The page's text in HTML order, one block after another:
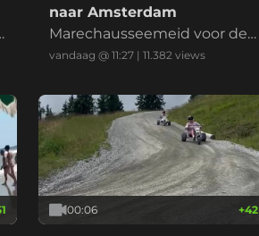
naar Amsterdam
Marechausseemeid voor de
win!
vandaag @ 11:27| 11.382 views
00:06 +42